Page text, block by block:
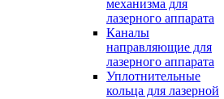
механизма для
лазерного аппарата
Каналы
направляющие для
лазерного аппарата
Уплотнительные
кольца для лазерной